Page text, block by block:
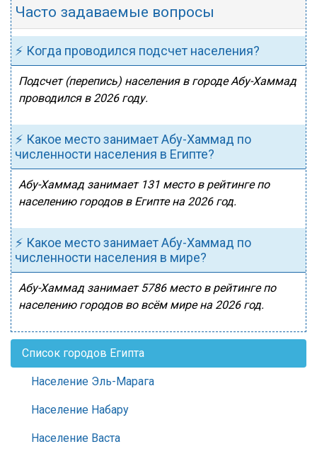
Часто задаваемые вопросы
⚡ Когда проводился подсчет населения?
Подсчет (перепись) населения в городе Абу-Хаммад
проводился в 2026 году.
⚡ Какое место занимает Абу-Хаммад по
численности населения в Египте?
Абу-Хаммад занимает 131 место в рейтинге по
населению городов в Египте на 2026 год.
⚡ Какое место занимает Абу-Хаммад по
численности населения в мире?
Абу-Хаммад занимает 5786 место в рейтинге по
населению городов во всём мире на 2026 год.
Список городов Египта
Население Эль-Марага
Население Набару
Население Васта